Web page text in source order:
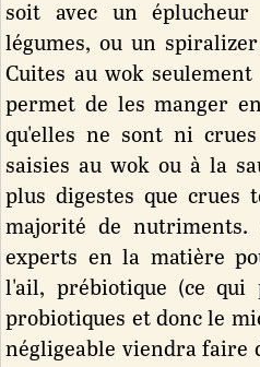
soit avec un éplucheur
légumes, ou un
Cuites au wok
permet de les manger
qu'elles ne sont ni
saisies au wok ou à la
plus digestes que crues
majorité de nutriments.
experts en la matière
l'ail, prébiotique (ce
probiotiques et donc le
négligeable viendra faire